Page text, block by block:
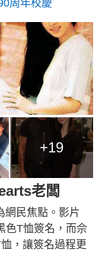
周年校慶
+19
老闆
網民焦點。影片
色T恤簽名，而佘
，讓簽名過程更